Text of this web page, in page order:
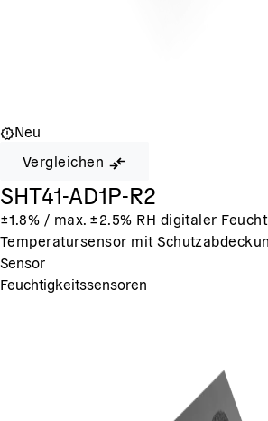
Neu
Vergleichen
SHT41-AD1P-R2
±1.8% / max. ±2.5% RH digitaler
Temperatursensor mit
Sensor
Feuchtigkeitssensoren